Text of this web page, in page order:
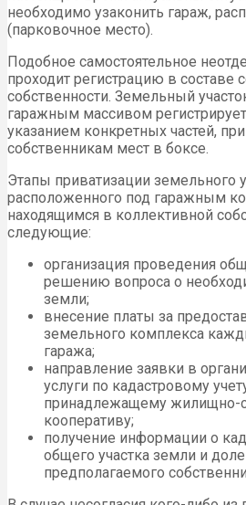
необходимо узаконить гараж,
(парковочное место).
Подобное самостоятельное
проходит регистрацию в составе
собственности. Земельный
гаражным массивом
указанием конкретных частей,
собственникам мест в боксе.
Этапы приватизации земельного
расположенного под гаражным
находящимся в коллективной
следующие:
организация проведения
решению вопроса о
земли;
внесение платы за
земельного комплекса
гаража;
направление заявки в
услуги по кадастровому
принадлежащему жилищно-
кооперативу;
получение информации о
общего участка земли и
предполагаемого